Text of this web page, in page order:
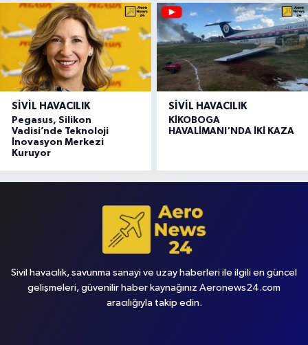
SIVIL HAVACILIK
Pegasus, Silikon
Vadisi’nde Teknoloji
İnovasyon Merkezi
Kuruyor
SIVIL HAVACILIK
KİKOBOGA
HAVALİMANI'NDA İKİ KAZA
Sivil havacılık, savunma sanayi ve uzay haberleri ile ilgili en güncel
gelişmeleri, güvenilir haber kaynağınız Aeronews24.com
aracılığıyla takip edin.